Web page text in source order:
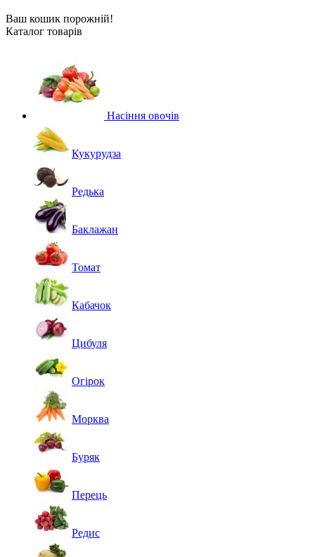
Ваш кошик порожній!
Каталог товарів
Насіння овочів
Кукурудза
Редька
Баклажан
Томат
Кабачок
Цибуля
Огірок
Морква
Буряк
Перець
Редис